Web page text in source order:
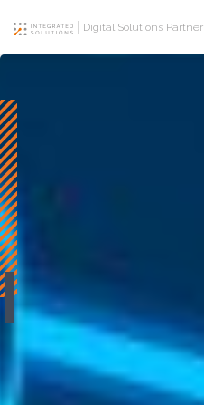
Digital Solutions Partner